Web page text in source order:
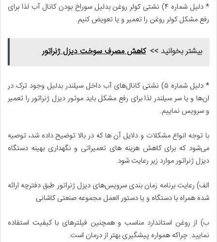
* دلیل شماره ۴) نشتی کولر روغن بدلیل سوراخ بودن کانال آب لذا برای
رفع مشکل کولر روغن را تعمیر و یا تعویض کنیم.
بیشتر بخوانید >> کاهش مصرف سوخت دیزل ژنراتور
* دلیل شماره ۵) نشتی کانال‌های آب داخل سیلندر بدلیل وجود ترک در
ان‌ها و یا سر سیلندر لذا برای رفع مشکل باید موتور دیزل ژنراتور را تعمیر
و سرویس نماییم.
با توجه انواع مشکلات و دلایل آن‌ ها که در بالا توضیح داده شد، توصیه
می‌شود که برای کاهش هزینه‌ های تعمیراتی و نگهداری بهینه دستگاه
دیزل ژنراتور موارد زیر رعایت شود.
الف) رعایت برنامه زمان بندی سرویس‌های دیزل ژنراتور طبق دفترچه ارائه
شده همراه با دستگاه و یا دستور العمل مجموعه صنعتی کاشانی
ب) از روغن استاندارد مناسب و همچنین فیلتر‌های با کیفیت استفاده
نمایید. چراکه همواره پیشگیری بهتر از درمان است.